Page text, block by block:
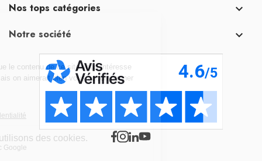
Nos tops catégories 
Notre société 